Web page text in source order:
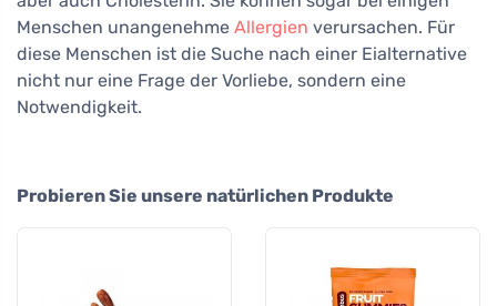
Menschen unangenehme Allergien verursachen. Für
diese Menschen ist die Suche nach einer Eialternative
nicht nur eine Frage der Vorliebe, sondern eine
Notwendigkeit.
Probieren Sie unsere natürlichen Produkte